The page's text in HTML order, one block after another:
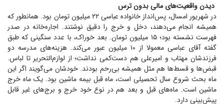
دیدن واقعیت‌های مالی بدون ترس
در شهریور امسال، پس‌انداز خانواده عباسی ۲۲ میلیون تومان بود. همانطور که
همیشه انجام می‌دهند، دخل و خرج را دقیق نوشتند. اجاره‌خانه در صدر
فهرست نشسته بود؛ ۱۵ میلیون تومان. بعد خوراک، با عدد سنگینی که طبق
گفته آقای عباسی معمولا از ۱۰ میلیون عبور می‌کند. هزینه‌های مدرسه دو
فرزندشان مهتاب و امیرعلی هم دست‌کمی نداشت؛ از لوازم‌التحریر تا لباس.
قبض‌ها و قسط‌ها هم مثل همیشه بی‌رحم بودند. خودشان می‌گویند اگر این
ماه بحث شروع سال تحصیلی است، ماه قبل بیمه ماشین بود. یک ماه خرج
ماشین است. ماه‌های قبل و بعد هم در نوع خود خرج و برج‌های غیر قابل
پیش‌بینی دارد.